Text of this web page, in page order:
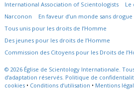
International Association of Scientologists
Le
Narconon
En faveur d’un monde sans drogue
Tous unis pour les droits de l’Homme
Des jeunes pour les droits de l’Homme
Commission des Citoyens pour les Droits de
© 2026 Église de Scientology Internationale.
d’adaptation réservés. Politique de
cookies • Conditions d’utilisation • Mentions